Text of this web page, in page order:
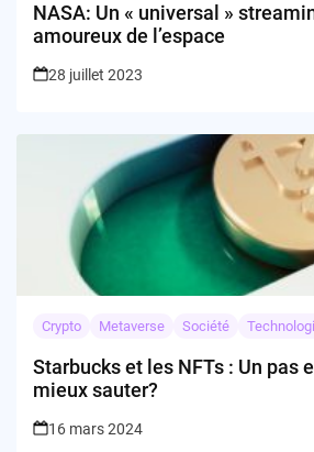
NASA: Un « universal »
amoureux de l’espace
28 juillet 2023
Crypto Metaverse Société
Starbucks et les NFTs : Un pas
mieux sauter?
16 mars 2024